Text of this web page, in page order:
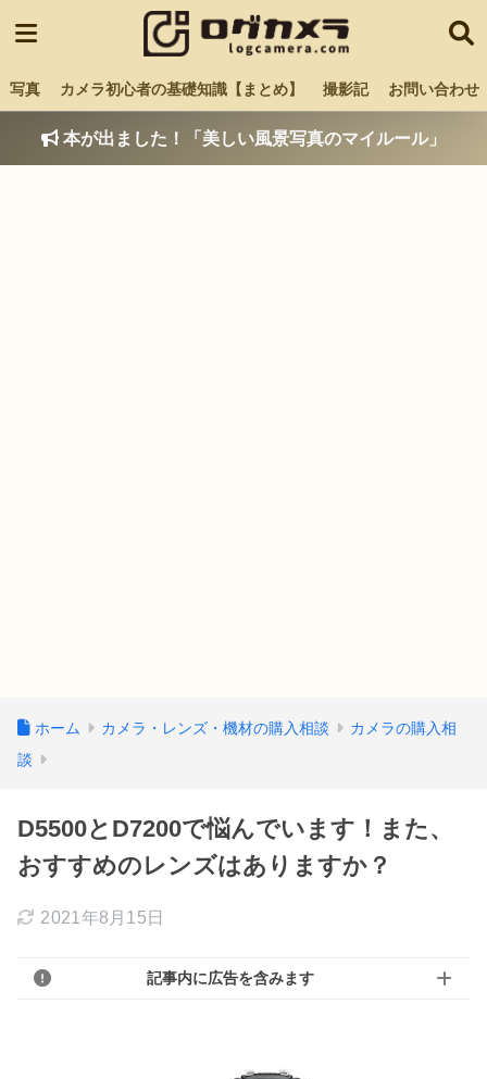
写真 カメラ初心者の基礎知識【まとめ】 撮影記 お問い合わせ
本が出ました！「美しい風景写真のマイルール」
ホーム カメラ・レンズ・機材の購入相談
カメラの購入相
談
D5500とD7200で悩んでいます！また、
おすすめのレンズはありますか？
2021年8月15日
記事内に広告を含みます